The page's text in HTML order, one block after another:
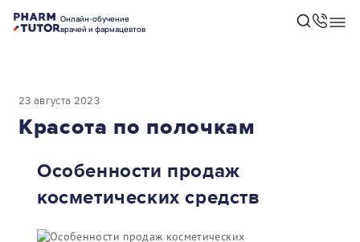
Онлайн-обучение
врачей и фармацевтов
23 августа 2023
Красота по полочкам
Особенности продаж
косметических средств